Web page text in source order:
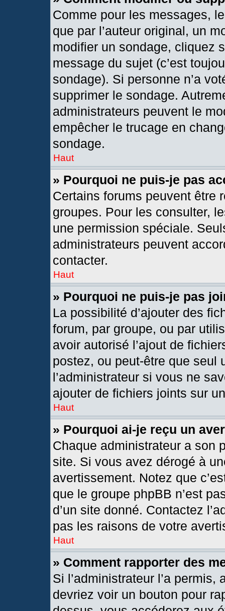
Comme pour les messages,
que par l’auteur original, un
modifier un sondage, cliquez
message du sujet (c’est
sondage). Si personne n’a
supprimer le sondage.
administrateurs peuvent le
empêcher le trucage en
sondage.
Haut
» Pourquoi ne puis-je pas
Certains forums peuvent être
groupes. Pour les consulter,
une permission spéciale.
administrateurs peuvent
contacter.
Haut
» Pourquoi ne puis-je pas
La possibilité d’ajouter des
forum, par groupe, ou par
avoir autorisé l’ajout de
postez, ou peut-être que seul
l’administrateur si vous ne
ajouter de fichiers joints sur
Haut
» Pourquoi ai-je reçu un
Chaque administrateur a son
site. Si vous avez dérogé à
avertissement. Notez que
que le groupe phpBB n’est
d’un site donné. Contactez
pas les raisons de votre
Haut
» Comment rapporter des
Si l’administrateur l’a
devriez voir un bouton pour